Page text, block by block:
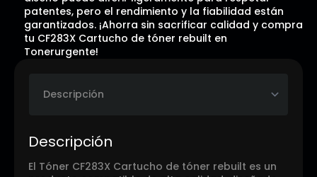
patentes, pero el rendimiento y la fiabilidad están
garantizados. ¡Ahorra sin sacrificar calidad y compra
tu CF283X Cartucho de tóner rebuilt en
Tonerurgente!
Descripción
El Tóner CF283X Cartucho de tóner rebuilt es un